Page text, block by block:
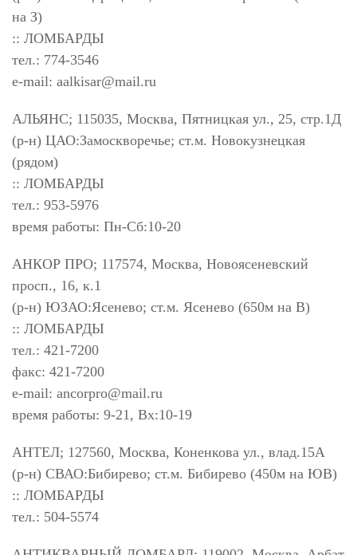
на З)
:: ЛОМБАРДЫ
тел.: 774-3546
e-mail: aalkisar@mail.ru
АЛЬЯНС; 115035, Москва, Пятницкая ул., 25, стр.1Д
(р-н) ЦАО:Замоскворечье; ст.м. Новокузнецкая
(рядом)
:: ЛОМБАРДЫ
тел.: 953-5976
время работы: Пн-Сб:10-20
АНКОР ПРО; 117574, Москва, Новоясеневский
просп., 16, к.1
(р-н) ЮЗАО:Ясенево; ст.м. Ясенево (650м на В)
:: ЛОМБАРДЫ
тел.: 421-7200
факс: 421-7200
e-mail: ancorpro@mail.ru
время работы: 9-21, Вх:10-19
АНТЕЛ; 127560, Москва, Коненкова ул., влад.15А
(р-н) СВАО:Бибирево; ст.м. Бибирево (450м на ЮВ)
:: ЛОМБАРДЫ
тел.: 504-5574